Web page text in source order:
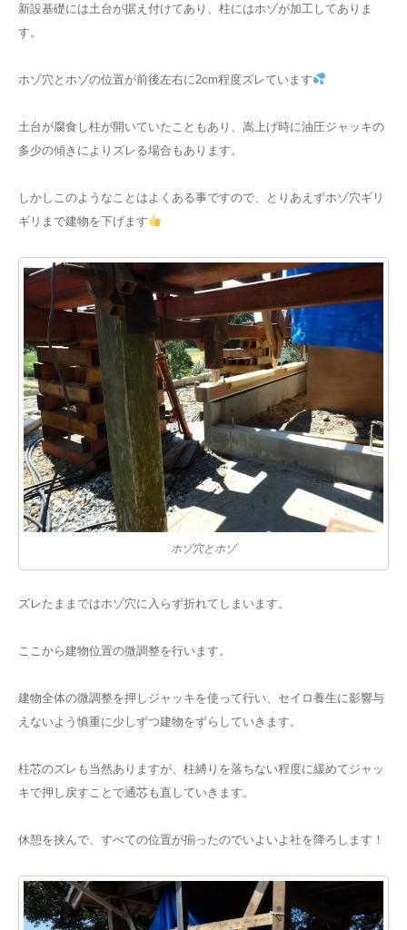
新設基礎には土台が据え付けてあり、柱にはホゾが加工してありま
す。
ホゾ穴とホゾの位置が前後左右に2cm程度ズレています
土台が腐食し柱が開いていたこともあり、嵩上げ時に油圧ジャッキの
多少の傾きによりズレる場合もあります。
しかしこのようなことはよくある事ですので、とりあえずホゾ穴ギリ
ギリまで建物を下げます
ホゾ穴とホゾ
ズレたままではホゾ穴に入らず折れてしまいます。
ここから建物位置の微調整を行います。
建物全体の微調整を押しジャッキを使って行い、セイロ養生に影響与
えないよう慎重に少しずつ建物をずらしていきます。
柱芯のズレも当然ありますが、柱縛りを落ちない程度に緩めてジャッ
キで押し戻すことで通芯も直していきます。
休憩を挟んで、すべての位置が揃ったのでいよいよ社を降ろします！